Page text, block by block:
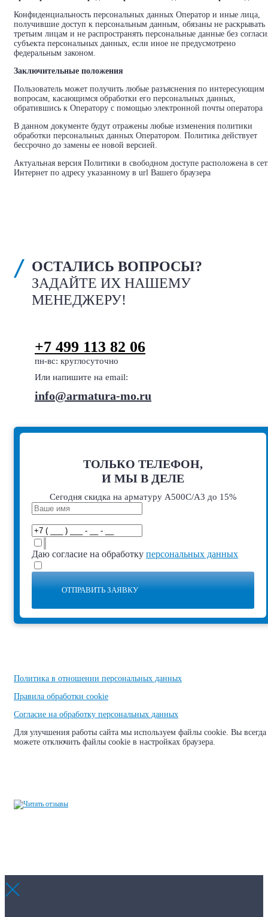
Конфиденциальность персональных данных Оператор и иные лица,
получившие доступ к персональным данным, обязаны не раскрывать
третьим лицам и не распространять персональные данные без
субъекта персональных данных, если иное не предусмотрено
федеральным законом.
Заключительные положения
Пользователь может получить любые разъяснения по интересующим
вопросам, касающимся обработки его персональных данных,
обратившись к Оператору с помощью электронной почты оператора
В данном документе будут отражены любые изменения политики
обработки персональных данных Оператором. Политика действует
бессрочно до замены ее новой версией.
Актуальная версия Политики в свободном доступе расположена в
Интернет по адресу указанному в url Вашего браузера
ОСТАЛИСЬ ВОПРОСЫ?
ЗАДАЙТЕ ИХ НАШЕМУ
МЕНЕДЖЕРУ!
+7 499 113 82 06
пн-вс: круглосуточно
Или напишите на email:
info@armatura-mo.ru
ТОЛЬКО ТЕЛЕФОН,
И МЫ В ДЕЛЕ
Сегодня скидка на арматуру А500С/А3 до 15%
Даю согласие на обработку персональных данных
ОТПРАВИТЬ ЗАЯВКУ
Политика в отношении персональных данных
Правила обработки cookie
Согласие на обработку персональных данных
Для улучшения работы сайта мы используем файлы cookie. Вы всегда
можете отключить файлы cookie в настройках браузера.